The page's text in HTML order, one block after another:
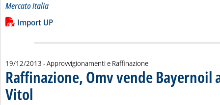
Mercato Italia
Leggi tutta la notizia: 'Le importazioni di semilavorati e di
Lista allegati PDF alla notizia
Import UP
19/12/2013 - Approvvigionamenti e Raffinazione
Raffinazione, Omv vende Bayernoil
Vitol . Sottotitolo: Con Varo Energy nasce un nuovo colosso del midstream europeo